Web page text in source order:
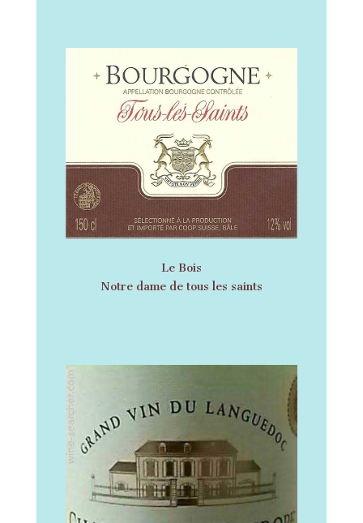
Le Bois
Notre dame de tous les saints